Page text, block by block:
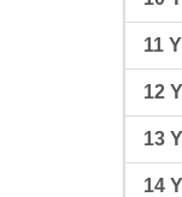
11
12
13
14